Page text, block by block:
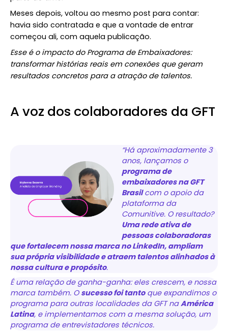
Meses depois, voltou ao mesmo post para contar:
havia sido contratada e que a vontade de entrar
começou ali, com aquela publicação.
Esse é o impacto do Programa de Embaixadores:
transformar histórias reais em conexões que geram
resultados concretos para a atração de talentos.
A voz dos colaboradores da GFT
“Há aproximadamente 3
anos, lançamos o
programa de
embaixadores na GFT
Brasilcom o apoio da
plataforma da
Comunitive. O resultado?
Uma rede ativa de
pessoas colaboradoras
que fortalecem nossa marca no LinkedIn, ampliam
sua própria visibilidade e atraem talentos alinhados à
nossa cultura e propósito.
É uma relação de ganha-ganha: eles crescem, e nossa
marca também. O sucesso foi tantoque expandimos o
programa para outras localidades da GFT naAmérica
Latina, e implementamos com a mesma solução, um
programa de entrevistadores técnicos.